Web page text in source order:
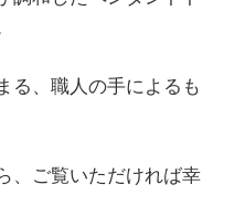
る、職人の手によるも
、ご覧いただければ幸